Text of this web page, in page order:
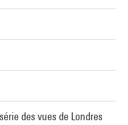
des vues de Londres